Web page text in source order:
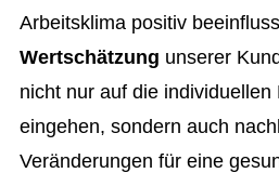
Arbeitsklima positiv
Wertschätzung unserer
nicht nur auf die individuellen
eingehen, sondern auch
Veränderungen für eine